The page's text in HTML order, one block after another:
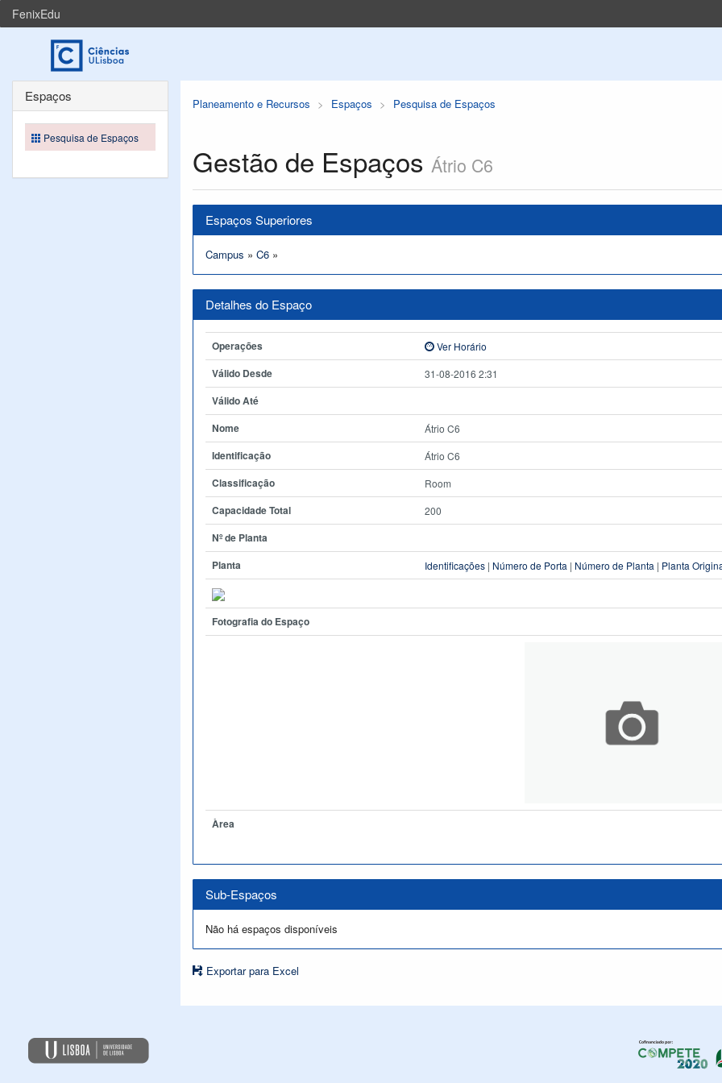
FenixEdu
Planeamento e Recursos Espaços Pesquisa de Espaços
Gestão de Espaços Átrio C6
Espaços Superiores
Campus » C6 »
Detalhes do Espaço
Operações Ver Horário
Válido Desde 31-08-2016 2:31
Válido Até
Nome
Átrio C6
Identificação Átrio C6
Classificação Room
Capacidade Total 200
Nº de Planta
Planta
Identificações | Número de Porta | Número de Planta | Planta
Fotografia do Espaço
Àrea
Sub-Espaços
Não há espaços disponíveis
Exportar para Excel
Espaços
Pesquisa de Espaços